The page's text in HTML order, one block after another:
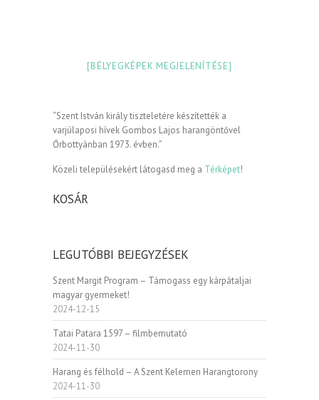
[BÉLYEGKÉPEK MEGJELENÍTÉSE]
“Szent István király tiszteletére készítették a
varjúlaposi hívek Gombos Lajos harangöntővel
Őrbottyánban 1973. évben.”
Közeli településekért látogasd meg a Térképet!
KOSÁR
LEGUTÓBBI BEJEGYZÉSEK
Szent Margit Program – Támogass egy kárpátaljai
magyar gyermeket!
2024-12-15
Tatai Patara 1597 – filmbemutató
2024-11-30
Harang és félhold – A Szent Kelemen Harangtorony
2024-11-30